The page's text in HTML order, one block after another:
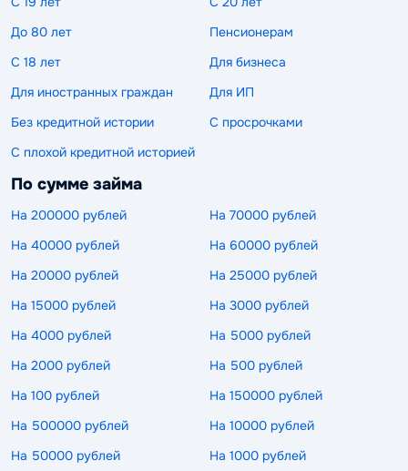
До 80 лет
Пенсионерам
С 18 лет
Для бизнеса
Для иностранных граждан
Для ИП
Без кредитной истории
С просрочками
С плохой кредитной историей
По сумме займа
На 200000 рублей
На 70000 рублей
На 40000 рублей
На 60000 рублей
На 20000 рублей
На 25000 рублей
На 15000 рублей
На 3000 рублей
На 4000 рублей
На 5000 рублей
На 2000 рублей
На 500 рублей
На 100 рублей
На 150000 рублей
На 500000 рублей
На 10000 рублей
На 50000 рублей
На 1000 рублей